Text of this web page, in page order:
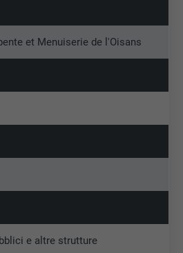
et Menuiserie de l'Oisans
e altre strutture